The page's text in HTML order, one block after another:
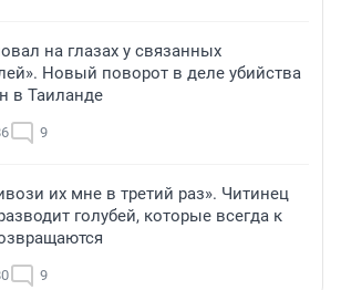
на глазах у связанных
Новый поворот в деле убийства
в Таиланде
9
их мне в третий раз». Читинец
голубей, которые всегда к
9